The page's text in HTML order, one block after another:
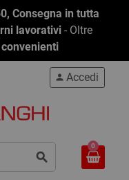
Consegna in tutta
lavorativi - Oltre
search
person Accedi
0